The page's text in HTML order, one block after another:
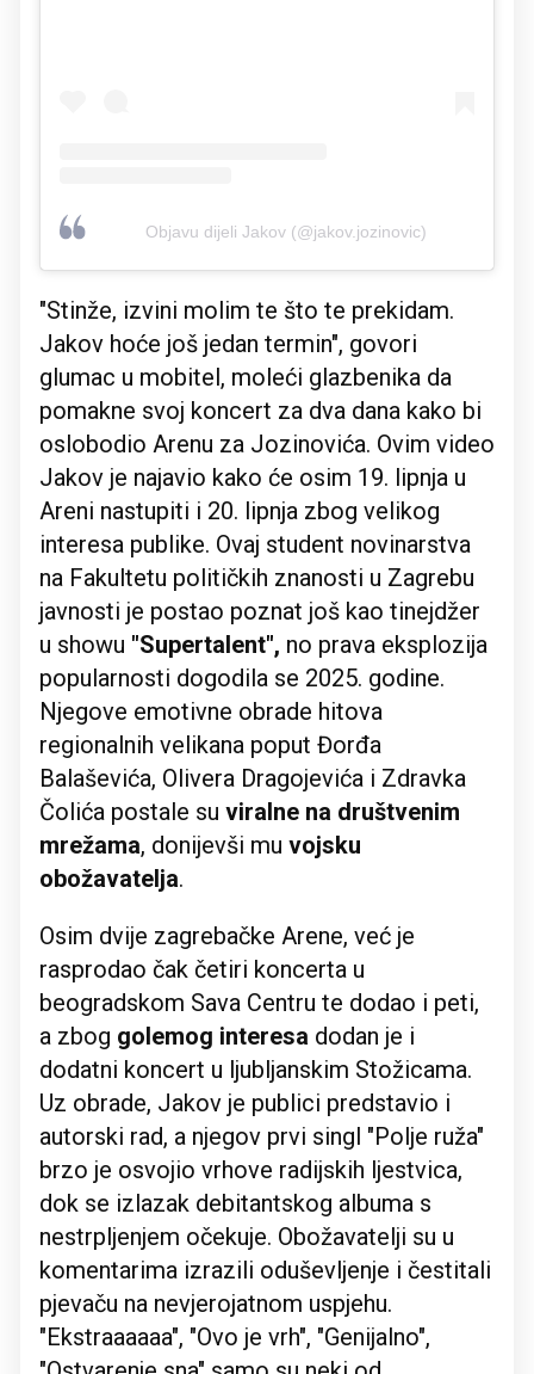
Objavu dijeli Jakov (@jakov.jozinovic)
"Stinže, izvini molim te što te prekidam.
Jakov hoće još jedan termin", govori
glumac u mobitel, moleći glazbenika da
pomakne svoj koncert za dva dana kako bi
oslobodio Arenu za Jozinovića. Ovim video
Jakov je najavio kako će osim 19. lipnja u
Areni nastupiti i 20. lipnja zbog velikog
interesa publike. Ovaj student novinarstva
na Fakultetu političkih znanosti u Zagrebu
javnosti je postao poznat još kao tinejdžer
u showu "Supertalent", no prava eksplozija
popularnosti dogodila se 2025. godine.
Njegove emotivne obrade hitova
regionalnih velikana poput Đorđa
Balaševića, Olivera Dragojevića i Zdravka
Čolića postale su viralne na društvenim
mrežama, donijevši mu vojsku
obožavatelja.
Osim dvije zagrebačke Arene, već je
rasprodao čak četiri koncerta u
beogradskom Sava Centru te dodao i peti,
a zbog golemog interesa dodan je i
dodatni koncert u ljubljanskim Stožicama.
Uz obrade, Jakov je publici predstavio i
autorski rad, a njegov prvi singl "Polje ruža"
brzo je osvojio vrhove radijskih ljestvica,
dok se izlazak debitantskog albuma s
nestrpljenjem očekuje. Obožavatelji su u
komentarima izrazili oduševljenje i čestitali
pjevaču na nevjerojatnom uspjehu.
"Ekstraaaaaa", "Ovo je vrh", "Genijalno",